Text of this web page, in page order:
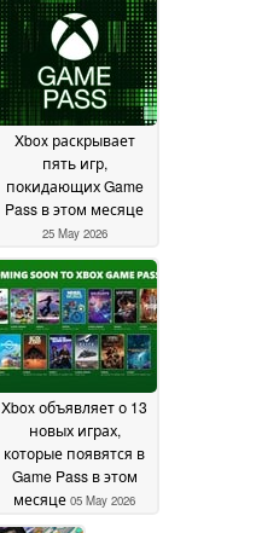
подписчиков, но
сейчас оно
восстанавливается
29 May 2026
Xbox раскрывает
пять игр,
покидающих Game
Pass в этом месяце
25 May 2026
Xbox объявляет о 13
новых играх,
которые появятся в
Game Pass в этом
месяце 05 May 2026